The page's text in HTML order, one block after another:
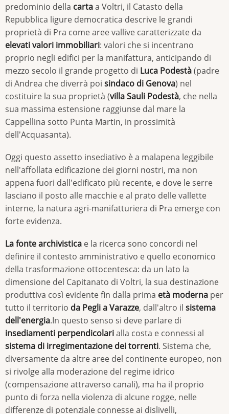
predominio della cartaa Voltri, il Catasto della
Repubblica ligure democratica descrive le grandi
proprietà di Pra come aree vallive caratterizzate da
elevati valori immobiliari: valori che si incentrano
proprio negli edifici per la manifattura, anticipando di
mezzo secolo il grande progetto di Luca Podestà(padre
di Andrea che diverrà poi sindaco di Genova) nel
costituire la sua proprietà (villa Sauli Podestà, che nella
sua massima estensione raggiunse dal mare la
Cappellina sotto Punta Martin, in prossimità
dell'Acquasanta).
Oggi questo assetto insediativo è a malapena leggibile
nell'affollata edificazione dei giorni nostri, ma non
appena fuori dall'edificato più recente, e dove le serre
lasciano il posto alle macchie e al prato delle vallette
interne, la natura agri-manifatturiera di Pra emerge con
forte evidenza.
La fonte archivistica e la ricerca sono concordi nel
definire il contesto amministrativo e quello economico
della trasformazione ottocentesca: da un lato la
dimensione del Capitanato di Voltri, la sua destinazione
produttiva così evidente fin dalla prima età moderna per
tutto il territorio da Pegli a Varazze, dall'altro il sistema
dell'energia.In questo senso si deve parlare di
insediamenti perpendicolarialla costa e connessi al
sistema di irregimentazione dei torrenti. Sistema che,
diversamente da altre aree del continente europeo, non
si rivolge alla moderazione del regime idrico
(compensazione attraverso canali), ma ha il proprio
punto di forza nella violenza di alcune rogge, nelle
differenze di potenziale connesse ai dislivelli,